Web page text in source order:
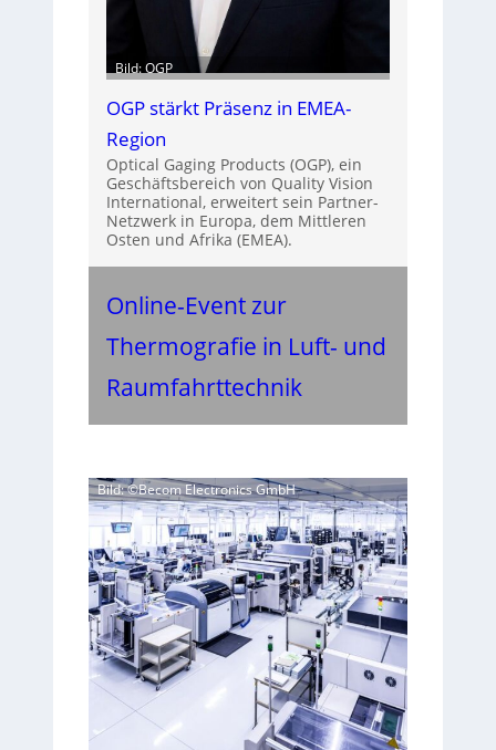
Bild: OGP
OGP stärkt Präsenz in EMEA-
Region
Optical Gaging Products (OGP), ein
Geschäftsbereich von Quality Vision
International, erweitert sein Partner-
Netzwerk in Europa, dem Mittleren
Osten und Afrika (EMEA).
Online-Event zur
Thermografie in Luft- und
Raumfahrttechnik
Bild: ©Becom Electronics GmbH